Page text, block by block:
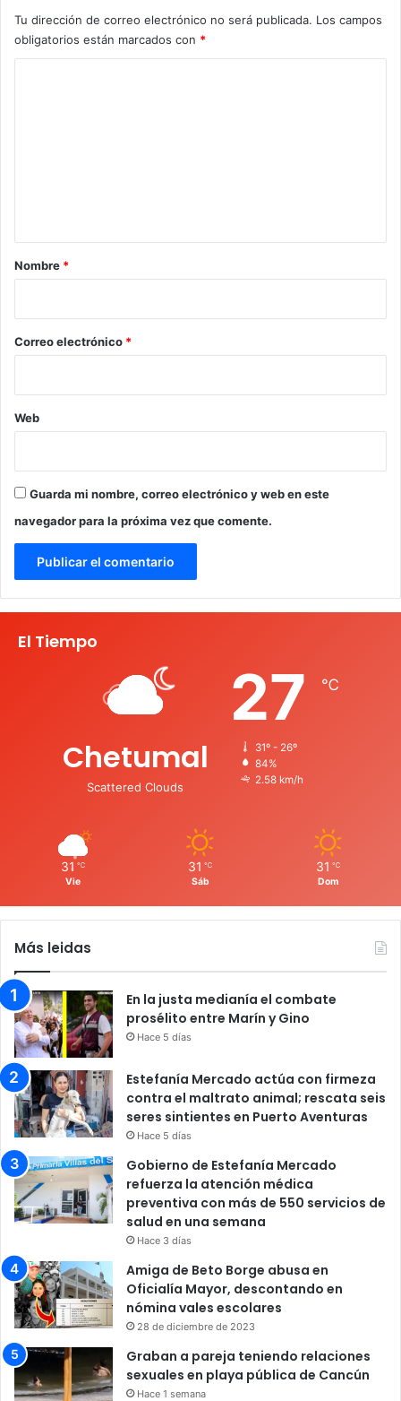
Tu dirección de correo electrónico no será publicada. Los campos
obligatorios están marcados con *
r
*
Nombre *
Correo electrónico *
Web
Guarda mi nombre, correo electrónico y web en este
navegador para la próxima vez que comente.
El Tiempo
Chetumal
Scattered Clouds
27 ℃
31º - 26º
84%
2.58 km/h
31 ℃
Vie
31 ℃
Sáb
31 ℃
Dom
Más leidas
En la justa medianía el combate
prosélito entre Marín y Gino
Hace 5 días
Estefanía Mercado actúa con firmeza
contra el maltrato animal; rescata seis
seres sintientes en Puerto Aventuras
Hace 5 días
Gobierno de Estefanía Mercado
refuerza la atención médica
preventiva con más de 550 servicios de
salud en una semana
Hace 3 días
Amiga de Beto Borge abusa en
Oficialía Mayor, descontando en
nómina vales escolares
28 de diciembre de 2023
Graban a pareja teniendo relaciones
sexuales en playa pública de Cancún
Hace 1 semana